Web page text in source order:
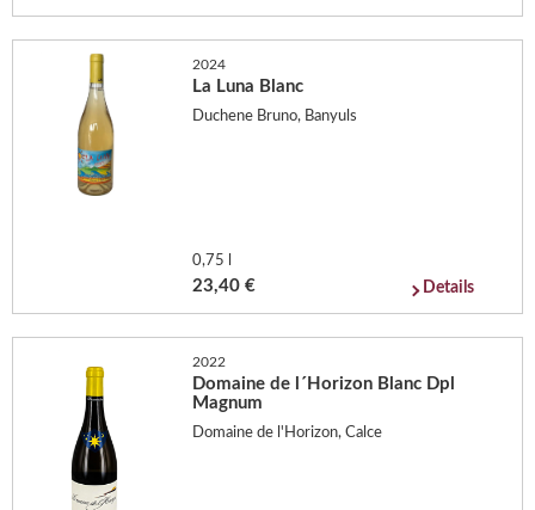
2024
La Luna Blanc
Duchene Bruno, Banyuls
0,75 l
23,40 € Details
2022
Domaine de l´Horizon Blanc Dpl
Magnum
Domaine de l'Horizon, Calce